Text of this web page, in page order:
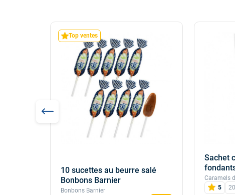
Top ventes
10 sucettes au beurre salé
Bonbons Barnier
Bonbons Barnier
Sachet
Caramels
5